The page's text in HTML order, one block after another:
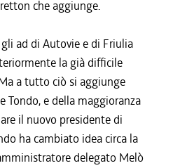
che aggiunge.
ad di Autovie e di Friulia
la già difficile
a tutto ciò si aggiunge
Tondo, e della maggioranza
il nuovo presidente di
ha cambiato idea circa la
delegato Melò